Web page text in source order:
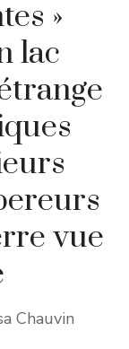
»
lac
vue
Chauvin